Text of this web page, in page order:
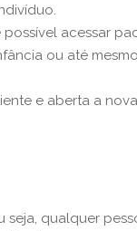
acessar
ou até
e aberta a
seja, qualquer